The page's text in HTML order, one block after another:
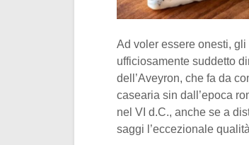
Ad voler essere onesti, gli
ufficiosamente suddetto
dell’Aveyron, che fa da
casearia sin dall’epoca
nel VI d.C., anche se a
saggi l’eccezionale